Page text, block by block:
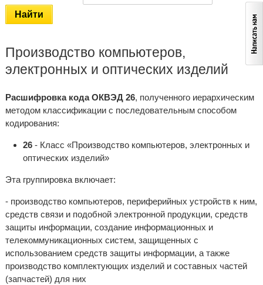
Найти
Производство компьютеров,
электронных и оптических изделий
Расшифровка кода ОКВЭД 26, полученного иерархическим
методом классификации с последовательным способом
кодирования:
26- Класс «Производство компьютеров, электронных и
оптических изделий»
Эта группировка включает:
- производство компьютеров, периферийных устройств к ним,
средств связи и подобной электронной продукции, средств
защиты информации, создание информационных и
телекоммуникационных систем, защищенных с
использованием средств защиты информации, а также
производство комплектующих изделий и составных частей
(запчастей) для них